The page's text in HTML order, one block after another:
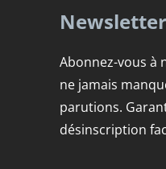
Newsletter
Abonnez-vous à
ne jamais
parutions.
désinscription